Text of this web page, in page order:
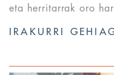
eta herritarrak oro
IRAKURRI